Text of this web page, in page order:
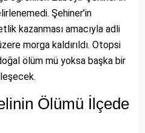
Şehiner’in
kazanması amacıyla adli
morga kaldırıldı. Otopsi
ölüm mü yoksa başka bir
Ölümü İlçede